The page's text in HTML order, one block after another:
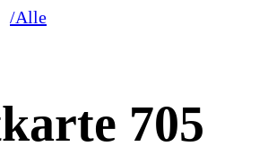
/Alle
705